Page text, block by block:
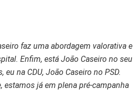
faz uma abordagem valorativa e
Enfim, está João Caseiro no seu
na CDU, João Caseiro no PSD.
estamos já em plena pré-campanha